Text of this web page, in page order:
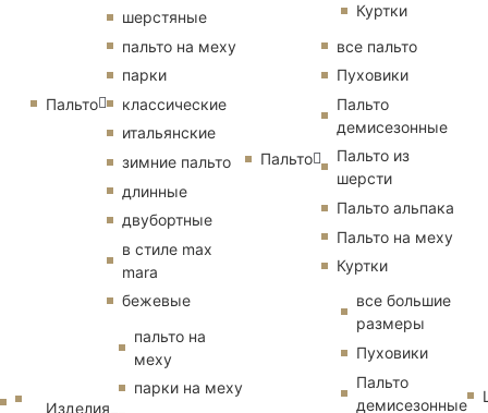
Пальто
шерстяные
пальто на меху
парки
классические
итальянские
зимние пальто
длинные
двубортные
в стиле max
mara
бежевые
Изделия
пальто на
меху
парки на меху
Куртки
Пальто
все пальто
Пуховики
Пальто
демисезонные
Пальто из
шерсти
Пальто альпака
Пальто на меху
Куртки
все большие
размеры
Пуховики
Пальто
демисезонные